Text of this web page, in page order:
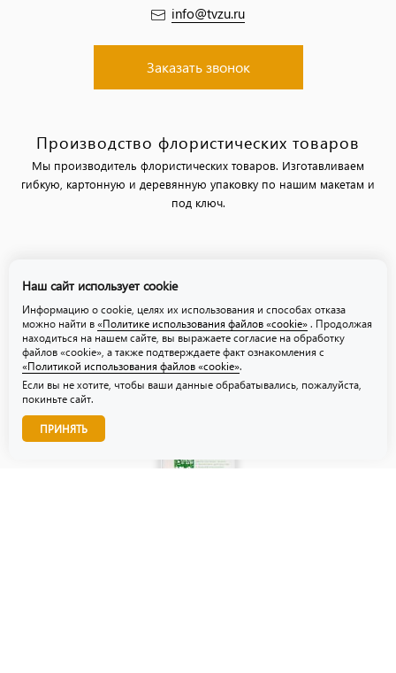
info@tvzu.ru
Заказать звонок
Производство флористических товаров
Мы производитель флористических товаров. Изготавливаем
гибкую, картонную и деревянную упаковку по нашим макетам и
под ключ.
Политика использования файлов «cookie»
Звоните нам!
Наш сайт использует cookie
Информацию о cookie, целях их использования и способах отказа
можно найти в «Политике использования файлов «cookie» . Продолжая
находиться на нашем сайте, вы выражаете согласие на обработку
файлов «cookie», а также подтверждаете факт ознакомления с
«Политикой использования файлов «cookie».
Если вы не хотите, чтобы ваши данные обрабатывались, пожалуйста,
покиньте сайт.
ПРИНЯТЬ